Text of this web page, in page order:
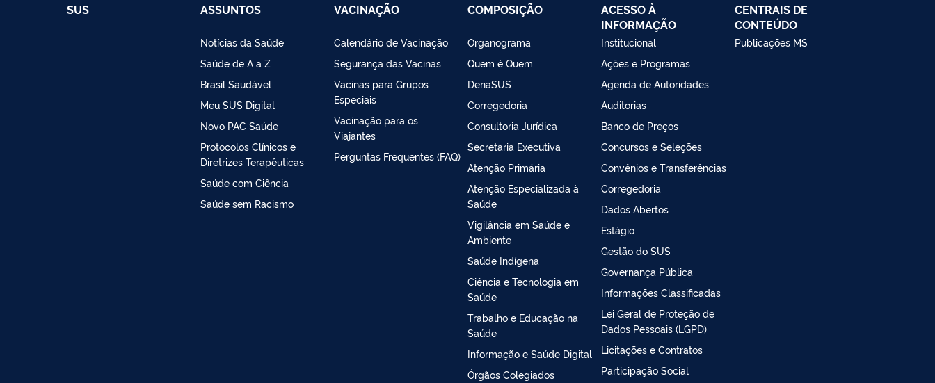
SUS ASSUNTOS
Notícias da Saúde
Saúde de A a Z
Brasil Saudável
Meu SUS Digital
Novo PAC Saúde
Protocolos Clínicos e
Diretrizes Terapêuticas
Saúde com Ciência
Saúde sem Racismo
VACINAÇÃO
Calendário de Vacinação
Segurança das Vacinas
Vacinas para Grupos
Especiais
Vacinação para os
Viajantes
Perguntas Frequentes (FAQ)
COMPOSIÇÃO
Organograma
Quem é Quem
DenaSUS
Corregedoria
Consultoria Jurídica
Secretaria Executiva
Atenção Primária
Atenção Especializada à
Saúde
Vigilância em Saúde e
Ambiente
Saúde Indígena
Ciência e Tecnologia em
Saúde
Trabalho e Educação na
Saúde
Informação e Saúde Digital
Órgãos Colegiados
ACESSO À
INFORMAÇÃO
Institucional
Ações e Programas
Agenda de Autoridades
Auditorias
Banco de Preços
Concursos e Seleções
Convênios e Transferências
Corregedoria
Dados Abertos
Estágio
Gestão do SUS
Governança Pública
Informações Classificadas
Lei Geral de Proteção de
Dados Pessoais (LGPD)
Licitações e Contratos
Participação Social
CENTRAIS DE
CONTEÚDO
Publicações MS